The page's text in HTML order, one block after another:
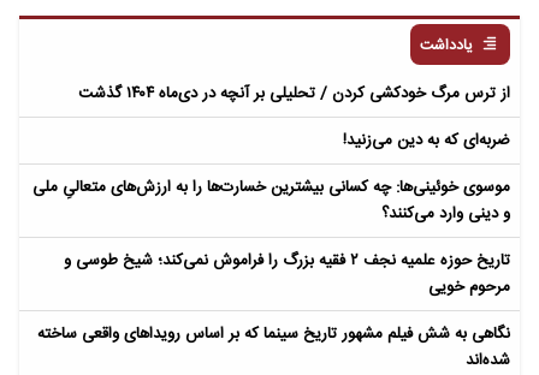
یادداشت
از ترس مرگ خودکشی کردن / تحلیلی بر آنچه در دی‌ماه ۱۴۰۴ گذشت
ضربه‌ای که به دین می‌زنید!
موسوی خوئینی‌ها: چه کسانی بیشترین خسارت‌ها را به ارزش‌های متعالیِ ملی
و دینی وارد می‌کنند؟
تاریخ حوزه علمیه نجف ۲ فقیه بزرگ را فراموش نمی‌کند؛ شیخ طوسی و
مرحوم خویی
نگاهی به شش فیلم مشهور تاریخ سینما که بر اساس رویداهای واقعی ساخته
شده‌اند